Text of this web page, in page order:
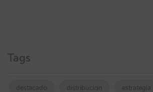
Tags
destacado distribucion estrategia